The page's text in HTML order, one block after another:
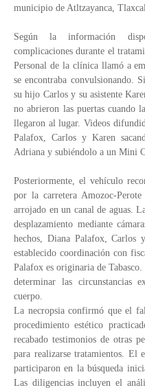
municipio de Atltzayanca,
Según la información
complicaciones durante el
Personal de la clínica llamó a
se encontraba convulsionando.
su hijo Carlos y su asistente
no abrieron las puertas cuando
llegaron al lugar. Videos
Palafox, Carlos y Karen
Adriana y subiéndolo a un Mini
Posteriormente, el vehículo
por la carretera Amozoc-
arrojado en un canal de aguas.
desplazamiento mediante
hechos, Diana Palafox, Carlos
establecido coordinación con
Palafox es originaria de
determinar las circunstancias
cuerpo.
La necropsia confirmó que el
procedimiento estético
recabado testimonios de otras
para realizarse tratamientos. El
participaron en la búsqueda
Las diligencias incluyen el